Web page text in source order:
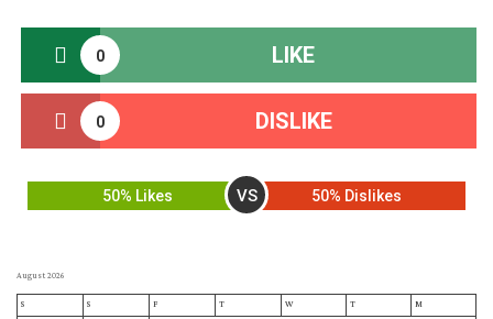
0 LIKE
0 DISLIKE
50% Likes VS 50% Dislikes
August 2026
M
T
W
T
F
S
S